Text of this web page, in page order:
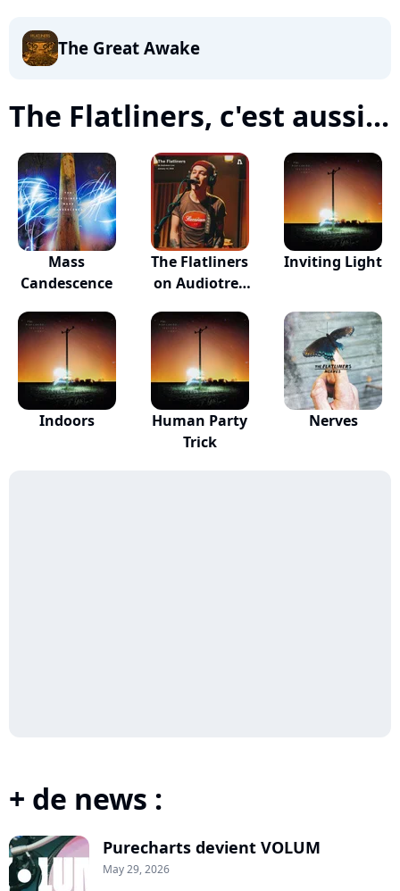
The Great Awake
The Flatliners, c'est aussi...
Mass
Candescence
The Flatliners
on Audiotree
Inviting Light
Indoors
Human Party
Trick
Nerves
+ de news :
Purecharts devient VOLUM
May 29, 2026